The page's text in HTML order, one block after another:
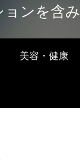
ンを含み
美容・健康